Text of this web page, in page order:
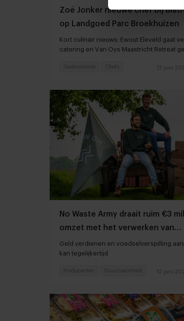
Zoë Jonker nieuwe chef bij
op Landgoed Parc Broekhuizen
Kort culinair nieuws: Ewout Eleveld gaat
catering en Van Oys Maastricht Retreat
12 juni
Gastronomie Chefs
No Waste Army draait ruim €3
omzet met het verwerken van
reststromen
Geld verdienen en voedselverspilling
kan tegelijkertijd
12 juni
Producenten Duurzaamheid